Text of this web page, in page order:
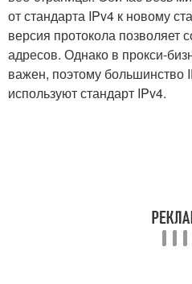
от стандарта IPv4 к новому
версия протокола позволяет
адресов. Однако в прокси-
важен, поэтому большинство
используют стандарт IPv4.